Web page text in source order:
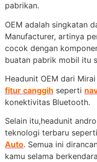
pabrikan.
OEM adalah singkatan
Manufacturer, artinya
cocok dengan
buatan pabrik mobil itu
Headunit OEM dari
fitur canggih seperti
konektivitas Bluetooth.
Selain itu,headunit
teknologi terbaru seperti
Auto. Semua ini
kamu selama